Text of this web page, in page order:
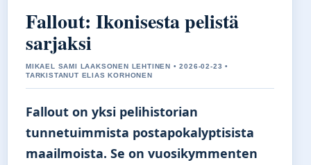
Fallout: Ikonisesta pelistä
sarjaksi
MIKAEL SAMI LAAKSONEN LEHTINEN • 2026-02-23 •
TARKISTANUT ELIAS KORHONEN
Fallout on yksi pelihistorian
tunnetuimmista postapokalyptisista
maailmoista. Se on vuosikymmenten